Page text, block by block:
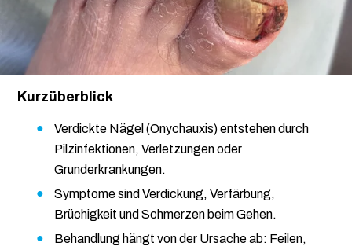
Kurzüberblick
Verdickte Nägel (Onychauxis) entstehen durch
Pilzinfektionen, Verletzungen oder
Grunderkrankungen.
Symptome sind Verdickung, Verfärbung,
Brüchigkeit und Schmerzen beim Gehen.
Behandlung hängt von der Ursache ab: Feilen,